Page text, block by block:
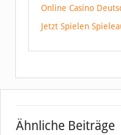
Online Casino
Jetzt Spielen
Ähnliche Beiträge